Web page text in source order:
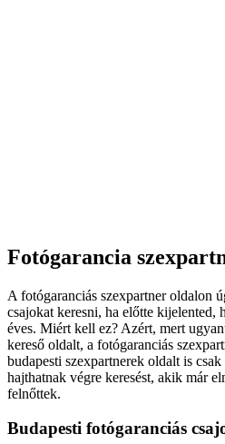
Fotógarancia
A fotógaranciás szexpartner oldalon
csajokat keresni, ha előtte kijelented,
éves. Miért kell ez? Azért, mert
kereső oldalt, a fotógaranciás
budapesti szexpartnerek oldalt is
hajthatnak végre keresést, akik már
felnőttek.
Budapesti fotógaranciás